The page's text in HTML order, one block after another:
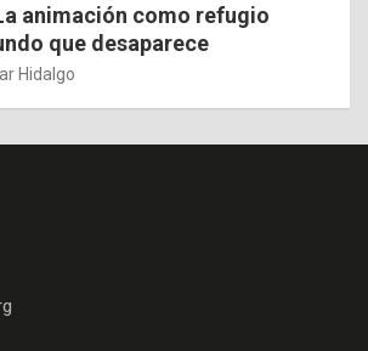
animación como refugio
que desaparece
Hidalgo